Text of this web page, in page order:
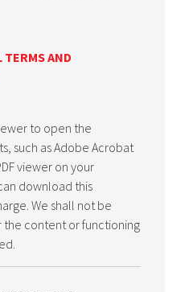
TERMS AND
to open the
such as Adobe Acrobat
viewer on your
download this
We shall not be
content or functioning